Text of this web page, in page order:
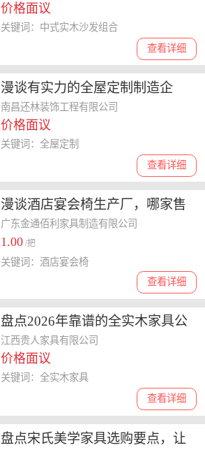
价格面议
查看详细
关键词：中式实木沙发组合
漫谈有实力的全屋定制制造企
业，中式古典全屋定制哪个口碑
好
南昌还林装饰工程有限公司
价格面议
查看详细
关键词：全屋定制
漫谈酒店宴会椅生产厂，哪家售
后好且价格实惠
广东金通佰利家具制造有限公司
1.00 /把
查看详细
关键词：酒店宴会椅
盘点2026年靠谱的全实木家具公
司，费用价格大揭秘
江西贵人家具有限公司
价格面议
查看详细
关键词：全实木家具
盘点宋氏美学家具选购要点，让